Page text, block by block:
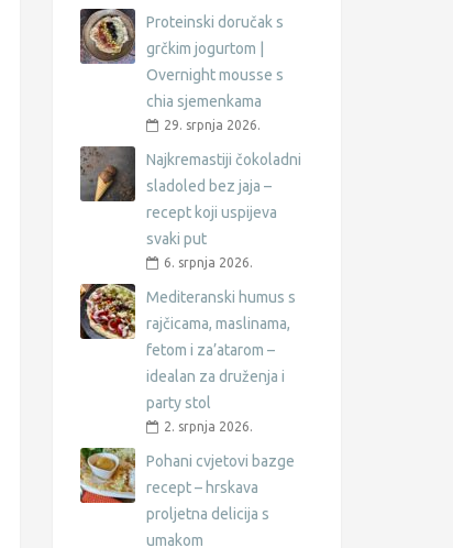
Proteinski doručak s
grčkim jogurtom |
Overnight mousse s
chia sjemenkama
29. srpnja 2026.
Najkremastiji čokoladni
sladoled bez jaja –
recept koji uspijeva
svaki put
6. srpnja 2026.
Mediteranski humus s
rajčicama, maslinama,
fetom i za’atarom –
idealan za druženja i
party stol
2. srpnja 2026.
Pohani cvjetovi bazge
recept – hrskava
proljetna delicija s
umakom